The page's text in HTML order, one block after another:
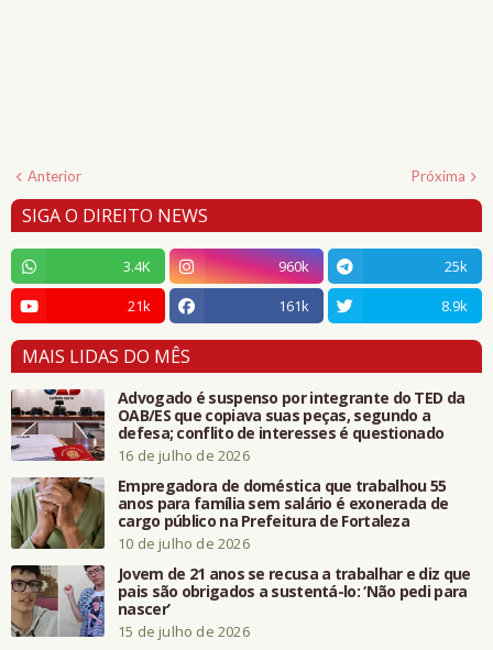
Anterior Próxima
SIGA O DIREITO NEWS
3.4K 960k
25k
21k
161k 8.9k
MAIS LIDAS DO MÊS
Advogado é suspenso por integrante do TED da
OAB/ES que copiava suas peças, segundo a
defesa; conflito de interesses é questionado
16 de julho de 2026
Empregadora de doméstica que trabalhou 55
anos para família sem salário é exonerada de
cargo público na Prefeitura de Fortaleza
10 de julho de 2026
Jovem de 21 anos se recusa a trabalhar e diz que
pais são obrigados a sustentá-lo: ‘Não pedi para
nascer’
15 de julho de 2026